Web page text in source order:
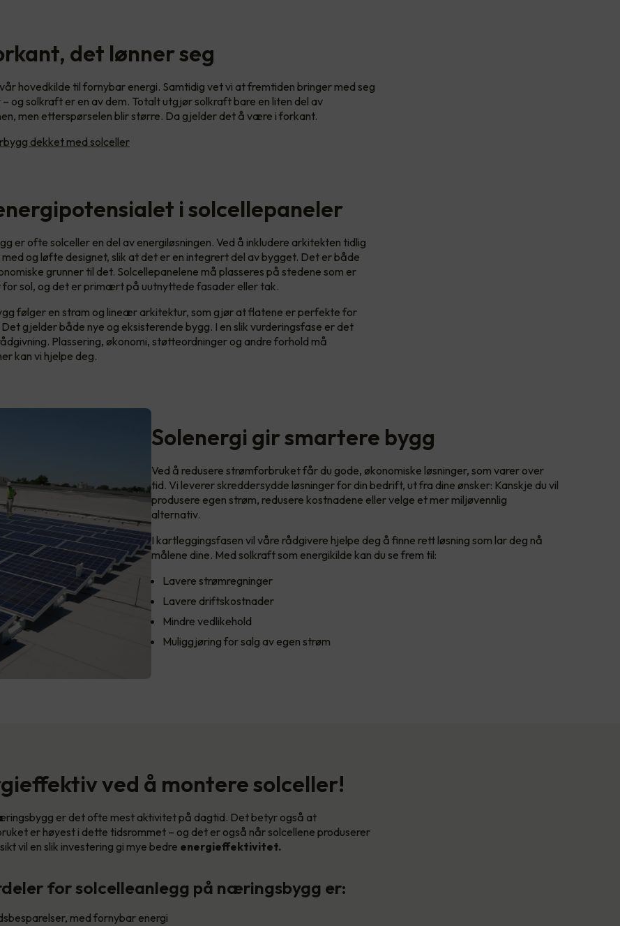
det lønner seg
hovedkilde til fornybar energi. Samtidig vet vi at fremtiden bringer med seg
– og solkraft er en av dem. Totalt utgjør solkraft bare en liten del av
men etterspørselen blir større. Da gjelder det å være i forkant.
dekket med solceller
i solcellepaneler
er ofte solceller en del av energiløsningen. Ved å inkludere arkitekten tidlig
med og løfte designet, slik at det er en integrert del av bygget. Det er både
grunner til det. Solcellepanelene må plasseres på stedene som er
for sol, og det er primært på uutnyttede fasader eller tak.
følger en stram og lineær arkitektur, som gjør at flatene er perfekte for
gjelder både nye og eksisterende bygg. I en slik vurderingsfase er det
Plassering, økonomi, støtteordninger og andre forhold må
kan vi hjelpe deg.
Solenergi gir smartere bygg
Ved å redusere strømforbruket får du gode, økonomiske løsninger, som varer over
tid. Vi leverer skreddersydde løsninger for din bedrift, ut fra dine ønsker: Kanskje du vil
produsere egen strøm, redusere kostnadene eller velge et mer miljøvennlig
alternativ.
I kartleggingsfasen vil våre rådgivere hjelpe deg å finne rett løsning som lar deg nå
målene dine. Med solkraft som energikilde kan du se frem til:
Lavere strømregninger
Lavere driftskostnader
Mindre vedlikehold
Muliggjøring for salg av egen strøm
ved å montere solceller!
er det ofte mest aktivitet på dagtid. Det betyr også at
er høyest i dette tidsrommet – og det er også når solcellene produserer
vil en slik investering gi mye bedre energieffektivitet.
for solcelleanlegg på næringsbygg er:
med fornybar energi